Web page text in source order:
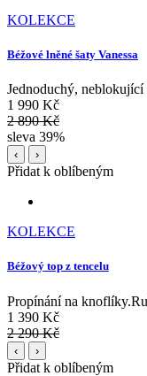
KOLEKCE
Béžové lněné šaty Vanessa
Jednoduchý,
1 990 Kč
2 890 Kč
sleva 39%
‹ ›
Přidat k oblíbeným
KOLEKCE
Béžový top z tencelu
Propínání na
1 390 Kč
2 290 Kč
‹ ›
Přidat k oblíbeným